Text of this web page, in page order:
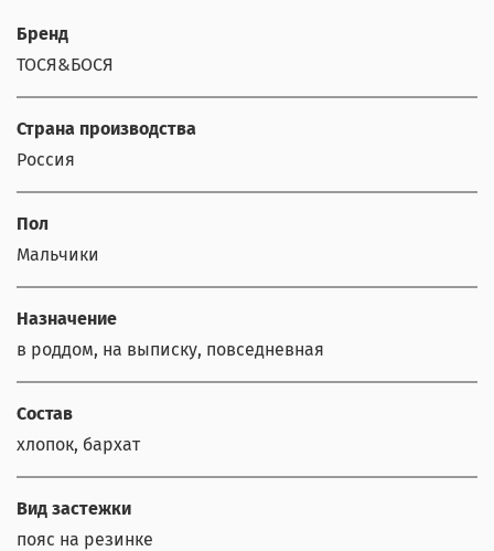
Бренд
ТОСЯ&БОСЯ
Страна производства
Россия
Пол
Мальчики
Назначение
в роддом, на выписку, повседневная
Состав
хлопок, бархат
Вид застежки
пояс на резинке